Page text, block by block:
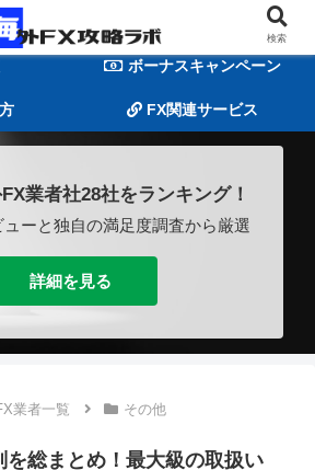
識
ボーナスキャンペーン
FX関連サービス
業者社28社をランキング！
ーと独自の満足度調査から厳選
詳細を見る
業者一覧 その他
総まとめ！最大級の取扱い
検索